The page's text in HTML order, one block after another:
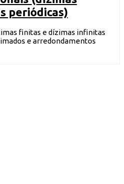
periódicas)
finitas e dízimas infinitas
e arredondamentos